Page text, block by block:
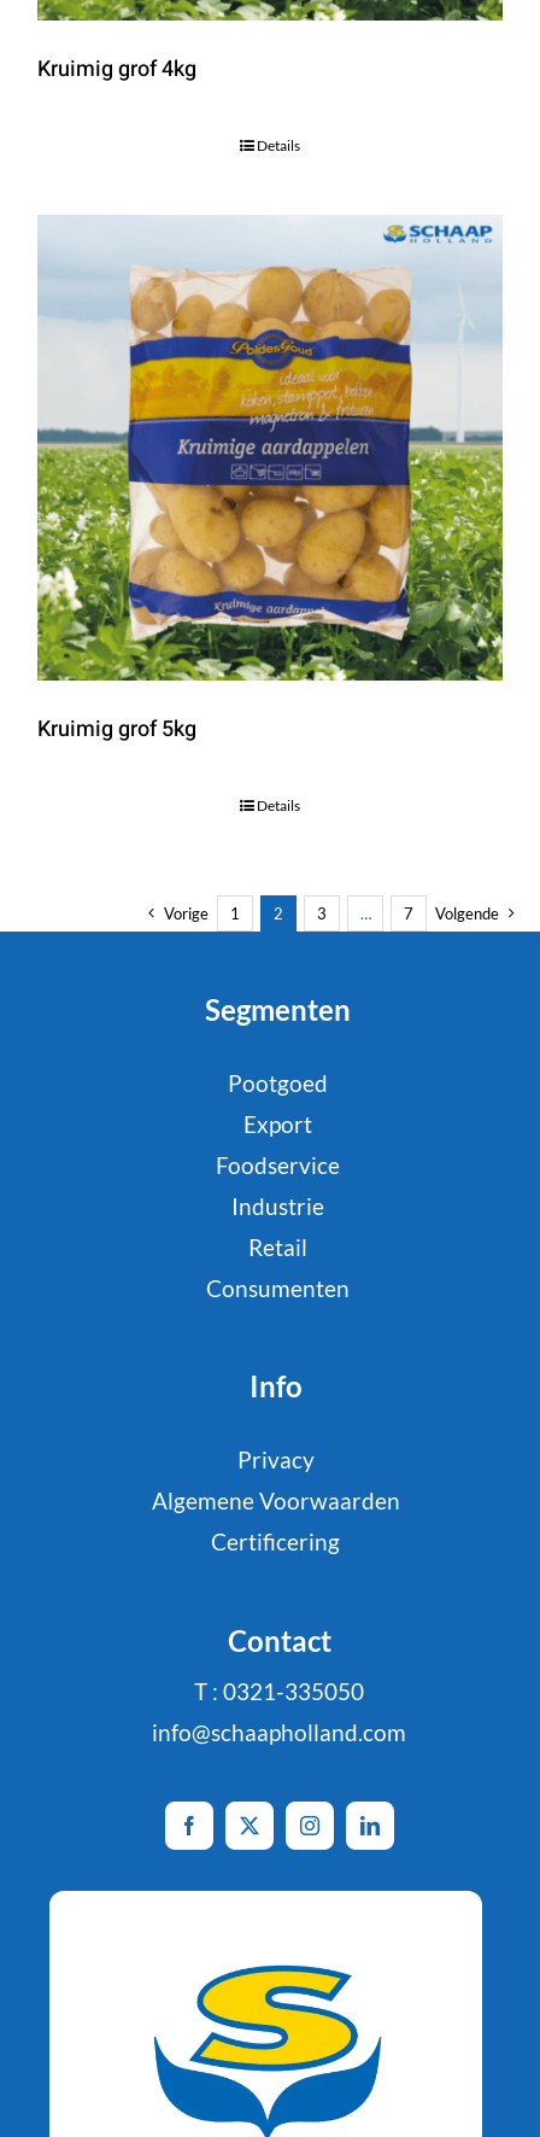
Kruimig grof 4kg
Details
Kruimig grof 5kg
Details
Vorige 1 2 3 … 7 Volgende
Segmenten
Pootgoed
Export
Foodservice
Industrie
Retail
Consumenten
Info
Privacy
Algemene Voorwaarden
Certificering
Contact
T : 0321-335050
info@schaapholland.com